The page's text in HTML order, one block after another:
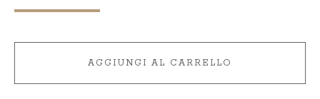
AGGIUNGI AL CARRELLO